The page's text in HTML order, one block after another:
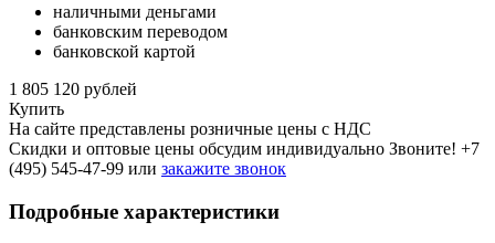
наличными деньгами
банковским переводом
банковской картой
1 805 120 рублей
Купить
На сайте представлены розничные цены с НДС
Скидки и оптовые цены обсудим индивидуально Звоните! +7
(495) 545-47-99 или закажите звонок
Подробные характеристики